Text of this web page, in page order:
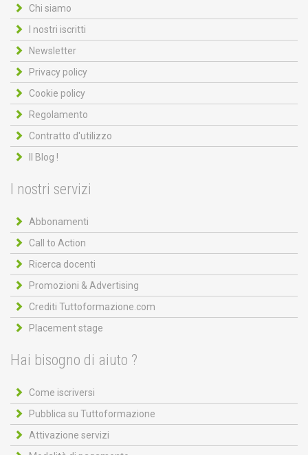
Chi siamo
I nostri iscritti
Newsletter
Privacy policy
Cookie policy
Regolamento
Contratto d'utilizzo
Il Blog !
I nostri servizi
Abbonamenti
Call to Action
Ricerca docenti
Promozioni & Advertising
Crediti Tuttoformazione.com
Placement stage
Hai bisogno di aiuto ?
Come iscriversi
Pubblica su Tuttoformazione
Attivazione servizi